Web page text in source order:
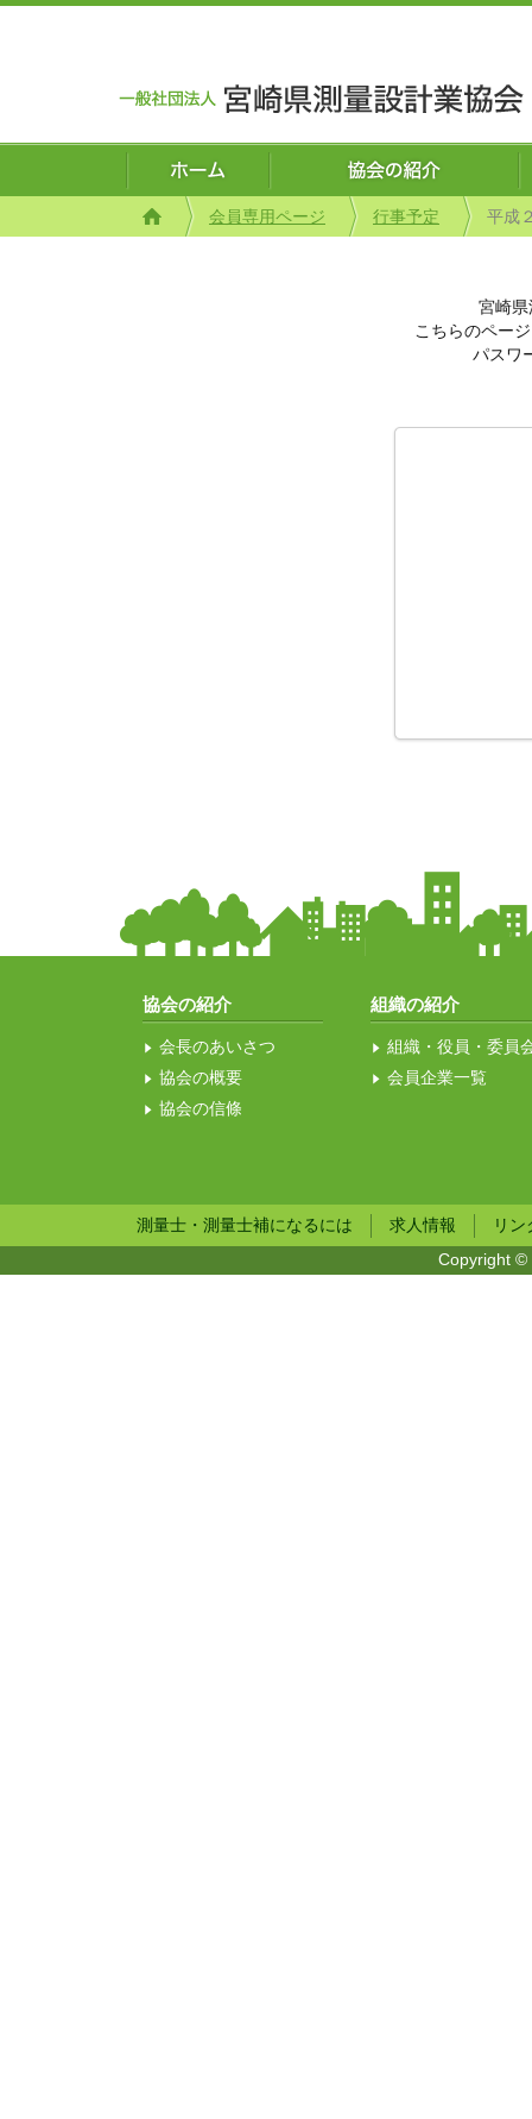
会員専用ページ 行事予定 平成
宮崎
こちらのペー
パスワ
協会の紹介
会長のあいさつ
協会の概要
協会の信條
組織の紹介
組織・役員・委員
会員企業一覧
測量士・測量士補になるには 求人情報
リン
Copyright ©